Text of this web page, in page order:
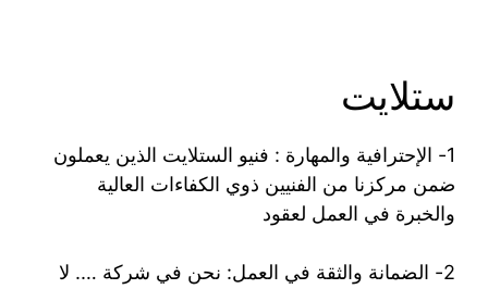
ستلايت
1- الإحترافية والمهارة : فنيو الستلايت الذين يعملون
ضمن مركزنا من الفنيين ذوي الكفاءات العالية
والخبرة في العمل لعقود
2- الضمانة والثقة في العمل: نحن في شركة …. لا